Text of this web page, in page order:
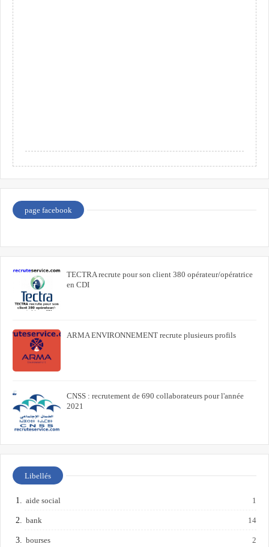
page facebook
TECTRA recrute pour son client 380 opérateur/opératrice
en CDI
ARMA ENVIRONNEMENT recrute plusieurs profils
CNSS : recrutement de 690 collaborateurs pour l'année
2021
Libellés
aide social 1
bank 14
bourses 2